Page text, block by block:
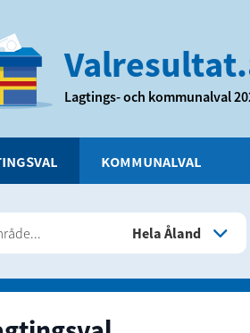
Lagtings- och kommunalval
KOMMUNALVAL
Hela Åland